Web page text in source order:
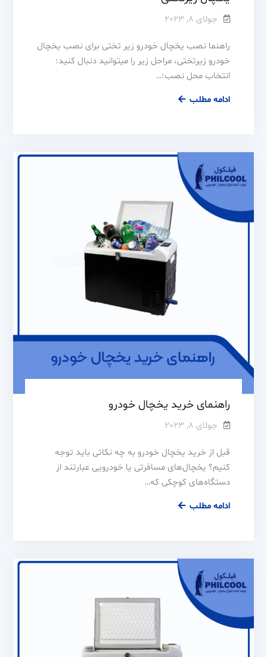
جولای 8, 2023
راهنما نصب یخچال خودرو زیر تختی برای نصب یخچال
خودرو زیرتختی، مراحل زیر را میتوانید دنبال کنید:
انتخاب محل نصب:…
ادامه مطلب
راهنمای خرید یخچال خودرو
جولای 8, 2023
قبل از خرید یخچال خودرو به چه نکاتی باید توجه
کنیم؟ یخچال‌های مسافرتی یا خودرویی عبارتند از
دستگاه‌های کوچکی که…
ادامه مطلب